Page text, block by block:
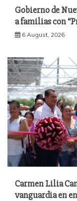
Gobierno de
a familias con
6 August, 2026
Carmen Lilia
vanguardia en